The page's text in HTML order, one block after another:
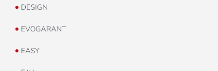
• DESIGN
• EVOGARANT
• EASY